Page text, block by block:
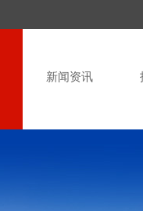
新闻资讯